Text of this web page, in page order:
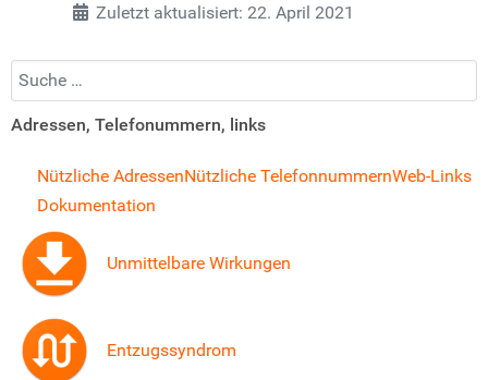
Zuletzt aktualisiert: 22. April 2021
Suchen...
Adressen, Telefonummern, links
Nützliche AdressenNützliche TelefonnummernWeb-Links
Dokumentation
Unmittelbare Wirkungen
Entzugssyndrom